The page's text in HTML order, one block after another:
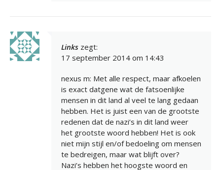
Links zegt:
17 september 2014 om 14:43
nexus m: Met alle respect, maar afkoelen
is exact datgene wat de fatsoenlijke
mensen in dit land al veel te lang gedaan
hebben. Het is juist een van de grootste
redenen dat de nazi’s in dit land weer
het grootste woord hebben! Het is ook
niet mijn stijl en/of bedoeling om mensen
te bedreigen, maar wat blijft over?
Nazi’s hebben het hoogste woord en